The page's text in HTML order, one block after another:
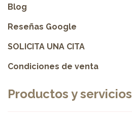
Blog
Reseñas Google
SOLICITA UNA CITA
Condiciones de venta
Productos y servicios